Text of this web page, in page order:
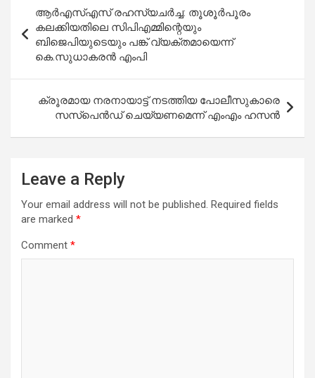
navigation
ആര്‍എസ്എസ് രഹസ്യചര്‍ച്ച: തൂശൂര്‍പൂരം
കലക്കിയതിലെ സിപിഎമ്മിന്റെയും
ബിജെപിയുടെയും പങ്ക് വ്യക്തമായെന്ന്
കെ.സുധാകരന്‍ എംപി
ക്രൂരമായ നരനായാട്ട് നടത്തിയ പോലീസുകാരെ
സസ്‌പെന്‍ഡ് ചെയ്യണമെന്ന് എംഎം ഹസന്‍
Leave a Reply
Your email address will not be published. Required fields
are marked *
Comment *